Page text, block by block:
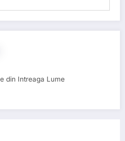
din Intreaga Lume